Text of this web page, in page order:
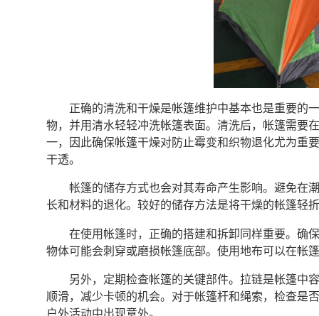
正确的清洗和干燥是帐篷维护中基本也是重要的
物，并用清水轻轻冲洗帐篷表面。清洗后，帐篷需要
一，因此确保帐篷干燥对防止霉变和织物退化尤为重
干透。
帐篷的储存方式也会对其寿命产生影响。避免在
长和材料的退化。较好的储存方法是将干燥的帐篷轻
在使用帐篷时，正确的搭建和拆卸同样重要。确
物体可能会刺穿或磨损帐篷底部。使用地布可以在帐
另外，定期检查帐篷的关键部件。拉链是帐篷中
顺滑，减少卡顿的机会。对于帐篷杆和绳索，检查是